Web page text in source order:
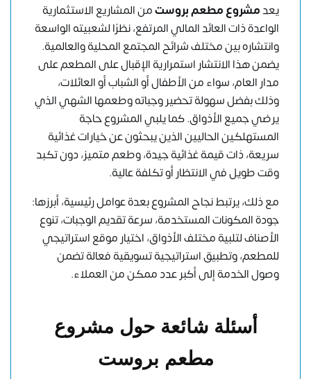
يعدمشروع مطعم بروستمن المشاريع الاستثمارية
الواعدة ذات العائد المالي المرتفع، نظرًا لشعبيته الواسعة
وانتشاره بين مختلف شرائح المجتمع المحلية والعالمية.
يضمن هذا الانتشار استمرارية الإقبال على المطعم على
مدار العام، سواء من الأطفال أو الشباب أو العائلات،
وذلك بفضل سهولة تحضير وجباته وطعمها الشهي الذي
يرضي جميع الأذواق. كما يلبي المشروع حاجة
المستهلكين الحاليين الذين يبحثون عن خيارات غذائية
سريعة، ذات قيمة غذائية جيدة، وطعم متميز، دون تكبد
وقت طويل في الانتظار أو تكلفة عالية.
مع ذلك، يرتبط نجاح المشروع بعدة عوامل رئيسية، أبرزها:
جودة المكونات المستخدمة، سرعة تقديم الوجبات، تنوع
الأصناف لتلبية مختلف الأذواق، اختيار موقع استراتيجي
للمطعم، وتطبيق استراتيجية تسويقية فعالة تضمن
وصول الخدمة إلى أكبر عدد ممكن من العملاء.
أسئلة شائعة حول مشروع
مطعم بروست